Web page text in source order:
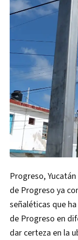
Progreso,
de Progreso ya
señaléticas que
de Progreso en
dar certeza en la